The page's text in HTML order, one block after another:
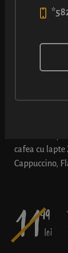
+
cafea cu lapte
Cappuccino,
1149
lei